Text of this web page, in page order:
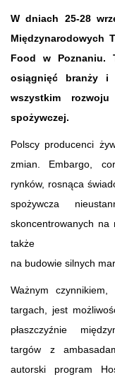
W dniach 25-28
Międzynarodowych
Food w Poznaniu.
osiągnięć branży i
wszystkim
spożywczej.
Polscy producenci
zmian. Embargo,
rynków, rosnąca
spożywcza
skoncentrowanych na
także
na budowie silnych
Ważnym
targach, jest
płaszczyźnie
targów z
autorski program